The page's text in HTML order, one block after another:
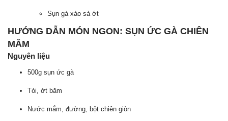
Sụn gà xào sả ớt
HƯỚNG DẪN MÓN NGON: SỤN ỨC GÀ CHIÊN
MẮM
Nguyên liệu
500g sụn ức gà
Tỏi, ớt băm
Nước mắm, đường, bột chiên giòn